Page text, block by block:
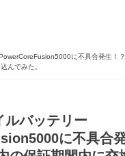
ーshojiの独り
に不具合発生！
んでみた。
バッテリー
に不具合